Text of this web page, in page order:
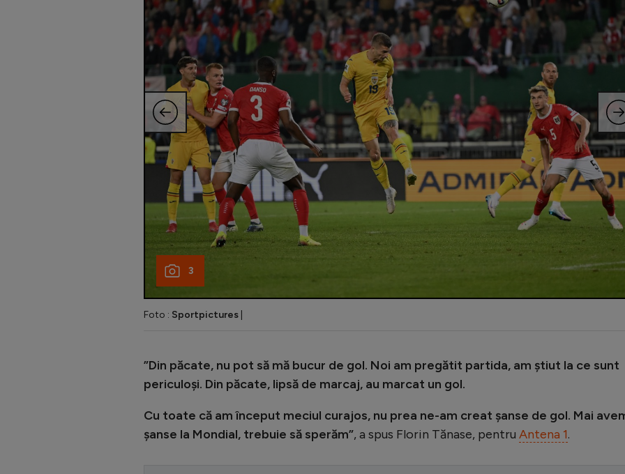
3
Foto : Sportpictures
”Din păcate, nu pot să mă bucur de gol. Noi am pregătit partida, am știut la ce sunt
periculoși. Din păcate, lipsă de marcaj, au marcat un gol.
Cu toate că am început meciul curajos, nu prea ne-am creat șanse de gol. Mai
șanse la Mondial, trebuie să sperăm”, a spus Florin Tănase, pentru Antena 1.